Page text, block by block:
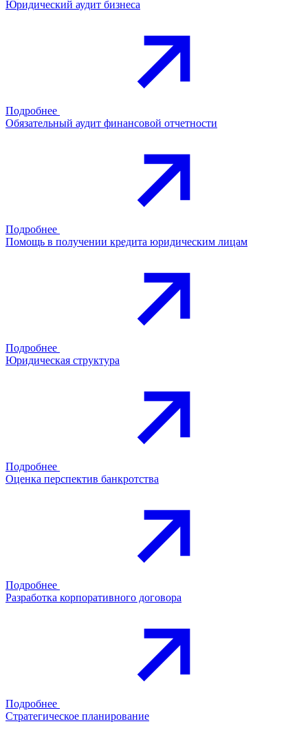
Юридический аудит бизнеса
Подробнее
Обязательный аудит финансовой отчетности
Подробнее
Помощь в получении кредита юридическим лицам
Подробнее
Юридическая структура
Подробнее
Оценка перспектив банкротства
Подробнее
Разработка корпоративного договора
Подробнее
Стратегическое планирование